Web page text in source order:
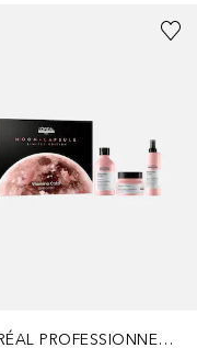
L´ORÉAL PROFESSIONNEL PARIS